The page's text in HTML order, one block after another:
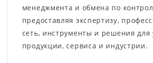
менеджмента и обмена по
предоставляя экспертизу,
сеть, инструменты и решения для
продукции, сервиса и индустрии.